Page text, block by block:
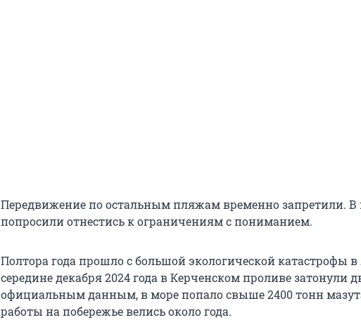
Передвижение по остальным пляжам временно запретили.
попросили отнестись к ограничениям с пониманием.
Полтора года прошло с большой экологической катастрофы
середине декабря 2024 года в Керченском проливе затонули
официальным данным, в море попало свыше 2400 тонн
работы на побережье велись около года.